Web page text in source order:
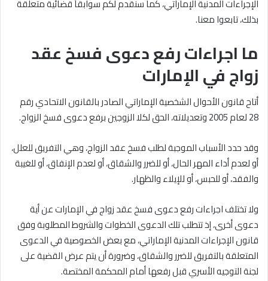
الإجراءات المدنية الإماراتي، كما سنقدم لكم سوابقاً قضائية متعلقة
بذلك، تابعوا معنا.
ما اجراءات رفع دعوى فسخ عقد
زواج في الإمارات
أتاح قانون الأحوال الشخصية الإماراتي الصادر بالقانون الاتحادي رقم
28 لعام 2005 وتعديلاته، الحق لكلا الزوجين برفع دعوى فسخ الزواج.
وقد حدد الأسباب الموجبة لطلب فسخ عقد الزواج، وهي التفريق للعلل،
أو لعدم أداء المهر الحال، أو للضرر والشقاق، أو لعدم الإنفاق، أو للغيبة
والفقد، أو للحبس، أو للإيلاء والظهار.
ولا تختلف اجراءات رفع دعوى فسخ عقد زواج في الإمارات عن أية
دعوى أخرى، إذ تتطلب تلك الدعوى الخطوات والشروط المطلوبة وفق
قانون الإجراءات المدنية الإماراتي، مع بعض الخصوصية في الدعوى
المتعلقة بالتفريق للضرر والشقاق، وضرورة أن يتم عرض القضية على
لجنة التوجيه الأسري قبل رفعها أمام المحكمة المختصة.